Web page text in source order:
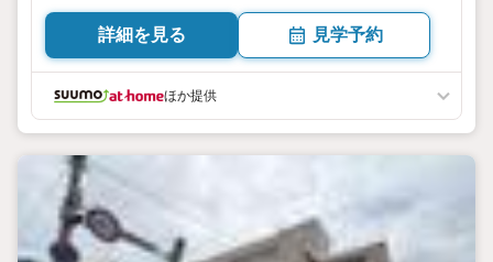
詳細を見る 見学予約
ほか提供